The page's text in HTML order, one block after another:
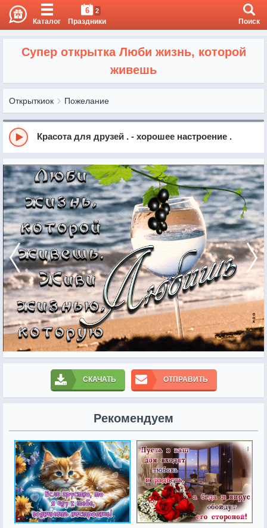
Каталог
6 2
Праздники Поиск
Супер открытка Люби жизнь, которой
живешь
Открыткиок Пожелание
Красота для друзей . - хорошее настроение .
СКАЧАТЬ ОТПРАВИТЬ
Рекомендуем